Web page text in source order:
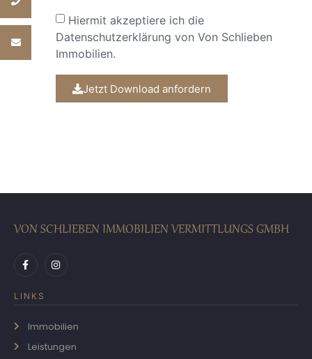
Hiermit akzeptiere ich die
Datenschutzerklärung von Von Schlieben
Immobilien.
Jetzt Download anfordern
VON SCHLIEBEN IMMOBILIEN VERMITTLUNGS GMBH
LINKS
Immobilien
Leistungen